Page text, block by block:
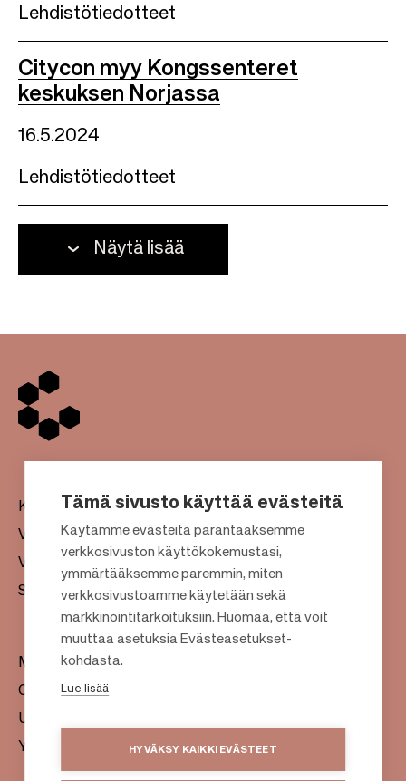
Lehdistötiedotteet
Citycon myy Kongssenteret
keskuksen Norjassa
16.5.2024
Lehdistötiedotteet
Näytä lisää
o
t
Kauppakeskukset
Vuokraus
Vastuullisuus
Sijoittajat
Meistä
Citylife
Uutishuone
Yhteystiedot
Tämä sivusto käyttää evästeitä
Käytämme evästeitä parantaaksemme
verkkosivuston käyttökokemustasi,
ymmärtääksemme paremmin, miten
verkkosivustoamme käytetään sekä
markkinointitarkoituksiin. Huomaa, että voit
muuttaa asetuksia Evästeasetukset-
kohdasta.
Lue lisää
HYVÄKSY KAIKKI EVÄSTEET